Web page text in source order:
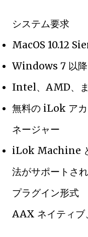
システム要求
MacOS 10.12
Windows 7 以
Intel、AMD、
無料の iLok ア
ネージャー
iLok Machine
法がサポートさ
プラグイン形式
AAX ネイティブ